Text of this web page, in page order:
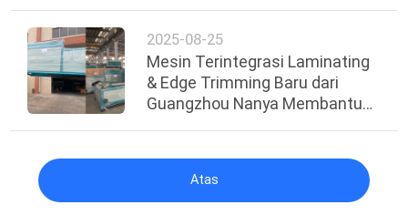
2025-08-25
Mesin Terintegrasi Laminating
& Edge Trimming Baru dari
Guangzhou Nanya Membantu
Atas